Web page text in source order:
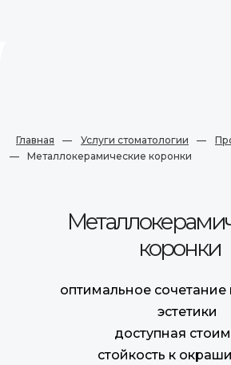
Главная — Услуги стоматологии —
—
Металлокерамические коронки
коронки
оптимальное сочетание
эстетики
доступная
стойкость к